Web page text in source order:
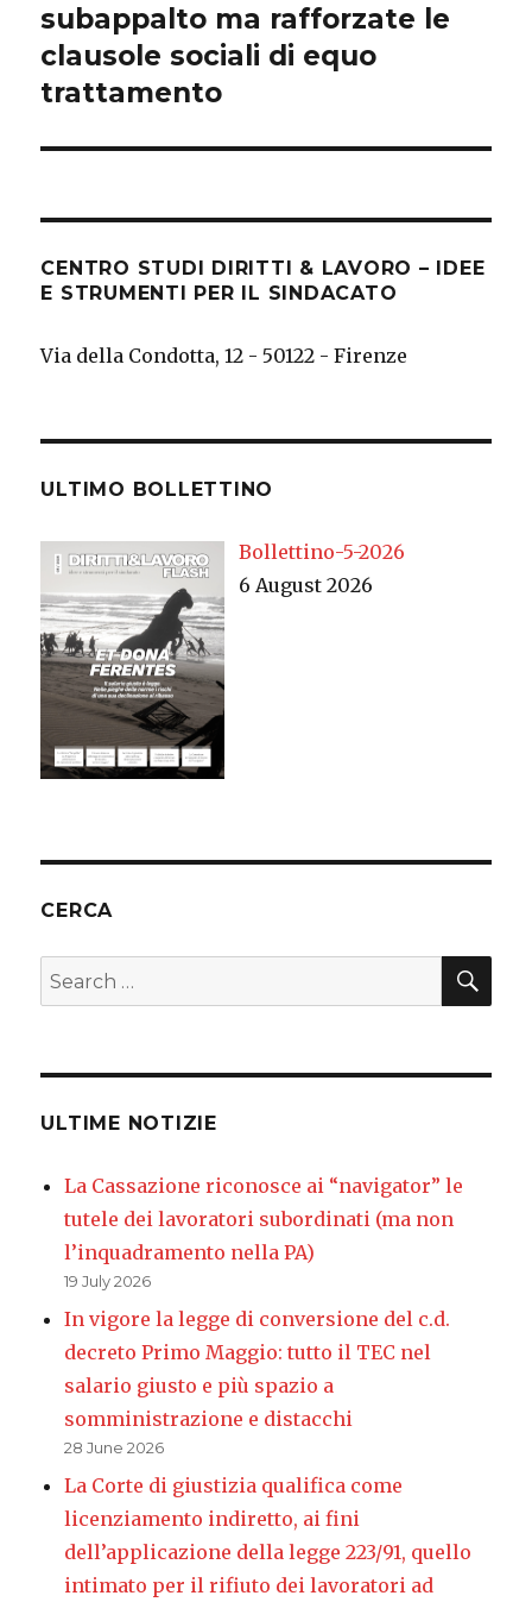
subappalto ma rafforzate le
clausole sociali di equo
trattamento
CENTRO STUDI DIRITTI & LAVORO – IDEE
E STRUMENTI PER IL SINDACATO
Via della Condotta, 12 - 50122 - Firenze
ULTIMO BOLLETTINO
Bollettino-5-2026
6 August 2026
CERCA
Search
for:
ULTIME NOTIZIE
La Cassazione riconosce ai “navigator” le
tutele dei lavoratori subordinati (ma non
l’inquadramento nella PA)
19 July 2026
In vigore la legge di conversione del c.d.
decreto Primo Maggio: tutto il TEC nel
salario giusto e più spazio a
somministrazione e distacchi
28 June 2026
La Corte di giustizia qualifica come
licenziamento indiretto, ai fini
dell’applicazione della legge 223/91, quello
intimato per il rifiuto dei lavoratori ad